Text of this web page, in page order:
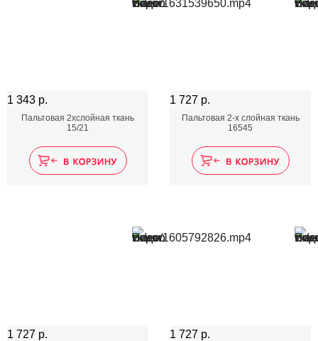
1 343 р.
Пальтовая 2хслойная ткань
15/21
1 727 р.
Пальтовая 2-х слойная ткань
16545
1 727 р. 1 727 р.